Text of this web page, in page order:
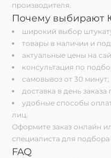
производителя.
Почему выбирают
широкий выбор
товары в наличии и под
актуальные цены на
консультация по
самовывоз от 30 минут;
доставка в день
удобные способы
лиц.
Оформите заказ онлайн
специалиста для
FAQ